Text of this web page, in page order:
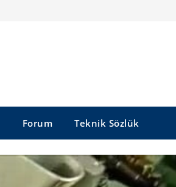
Forum Teknik Sözlük